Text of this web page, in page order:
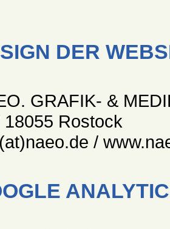
DER
GRAFIK- &
18055 Rostock
/